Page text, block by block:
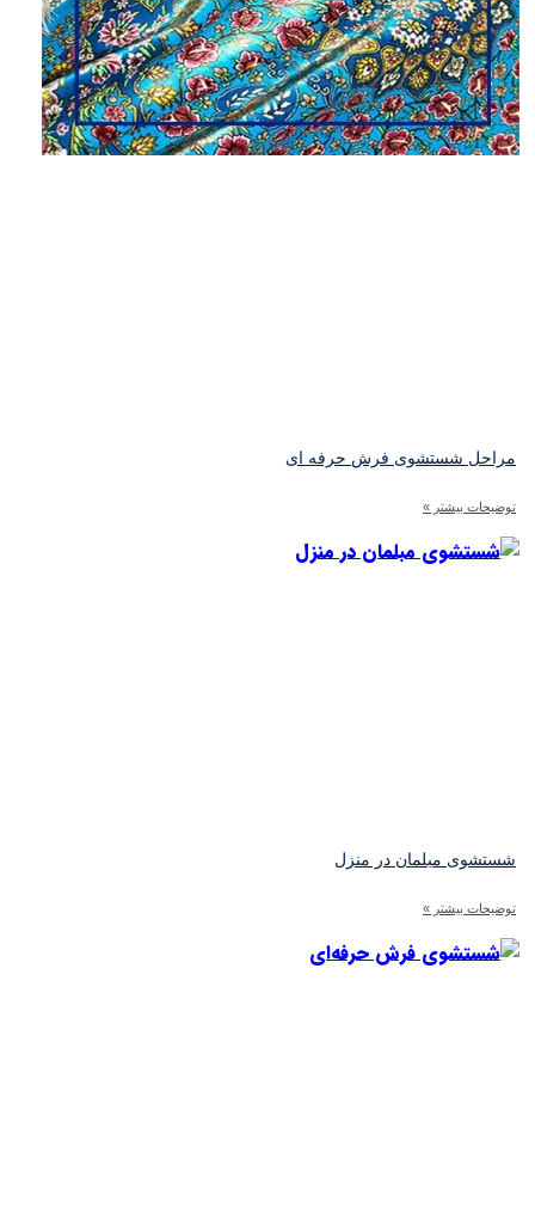
شستشوی فرش حرفه‌ ای
بیشتر »
مبلمان در منزل
بیشتر »